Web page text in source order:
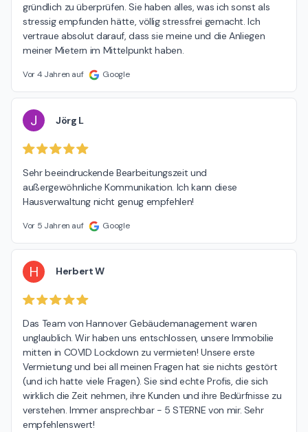
gründlich zu überprüfen. Sie haben alles, was ich sonst als
stressig empfunden hätte, völlig stressfrei gemacht. Ich
vertraue absolut darauf, dass sie meine und die Anliegen
meiner Mietern im Mittelpunkt haben.
Vor 4 Jahren auf Google
J Jörg L
Sehr beeindruckende Bearbeitungszeit und
außergewöhnliche Kommunikation. Ich kann diese
Hausverwaltung nicht genug empfehlen!
Vor 5 Jahren auf Google
H Herbert W
Das Team von Hannover Gebäudemanagement waren
unglaublich. Wir haben uns entschlossen, unsere Immobilie
mitten in COVID Lockdown zu vermieten! Unsere erste
Vermietung und bei all meinen Fragen hat sie nichts gestört
(und ich hatte viele Fragen). Sie sind echte Profis, die sich
wirklich die Zeit nehmen, ihre Kunden und ihre Bedürfnisse zu
verstehen. Immer ansprechbar - 5 STERNE von mir. Sehr
empfehlenswert!